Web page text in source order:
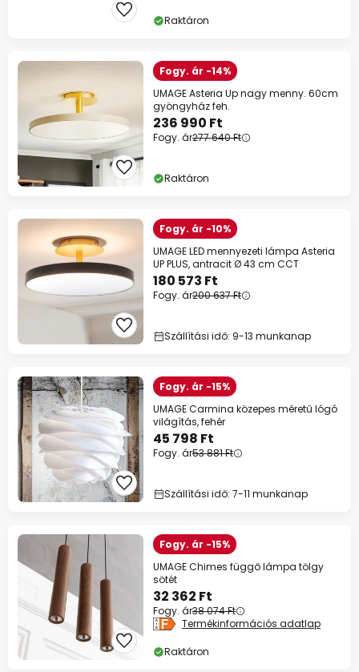
Raktáron
Fogy. ár -14%
UMAGE Asteria Up nagy menny. 60cm
gyöngyház feh.
236 990 Ft
Fogy. ár277 640 Ft
Raktáron
Fogy. ár -10%
UMAGE LED mennyezeti lámpa Asteria
UP PLUS, antracit Ø 43 cm CCT
180 573 Ft
Fogy. ár200 637 Ft
Szállítási idő: 9-13 munkanap
Fogy. ár -15%
UMAGE Carmina közepes méretű lógó
világítás, fehér
45 798 Ft
Fogy. ár53 881 Ft
Szállítási idő: 7-11 munkanap
Fogy. ár -15%
UMAGE Chimes függő lámpa tölgy
sötét
32 362 Ft
Fogy. ár38 074 Ft
Termékinformációs adatlap
Raktáron